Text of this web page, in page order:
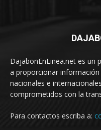
DajabonEnLinea.net es un
a proporcionar
nacionales e
comprometidos con la
Para contactos escriba a: